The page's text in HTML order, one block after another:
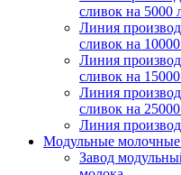
сливок на 5000
Линия
сливок на
Линия
сливок на
Линия
сливок на
Линия
Модульные молочные
Завод